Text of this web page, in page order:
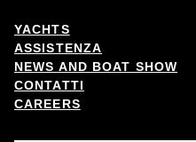
YACHTS
ASSISTENZA
NEWS AND BOAT SHOW
CONTATTI
CAREERS